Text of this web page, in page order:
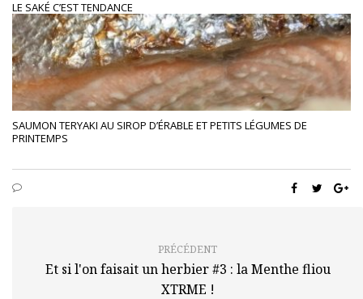
LE SAKÉ C’EST TENDANCE
SAUMON TERYAKI AU SIROP D’ÉRABLE ET PETITS LÉGUMES DE
PRINTEMPS
PRÉCÉDENT
Et si l'on faisait un herbier #3 : la Menthe fliou
XTRME !